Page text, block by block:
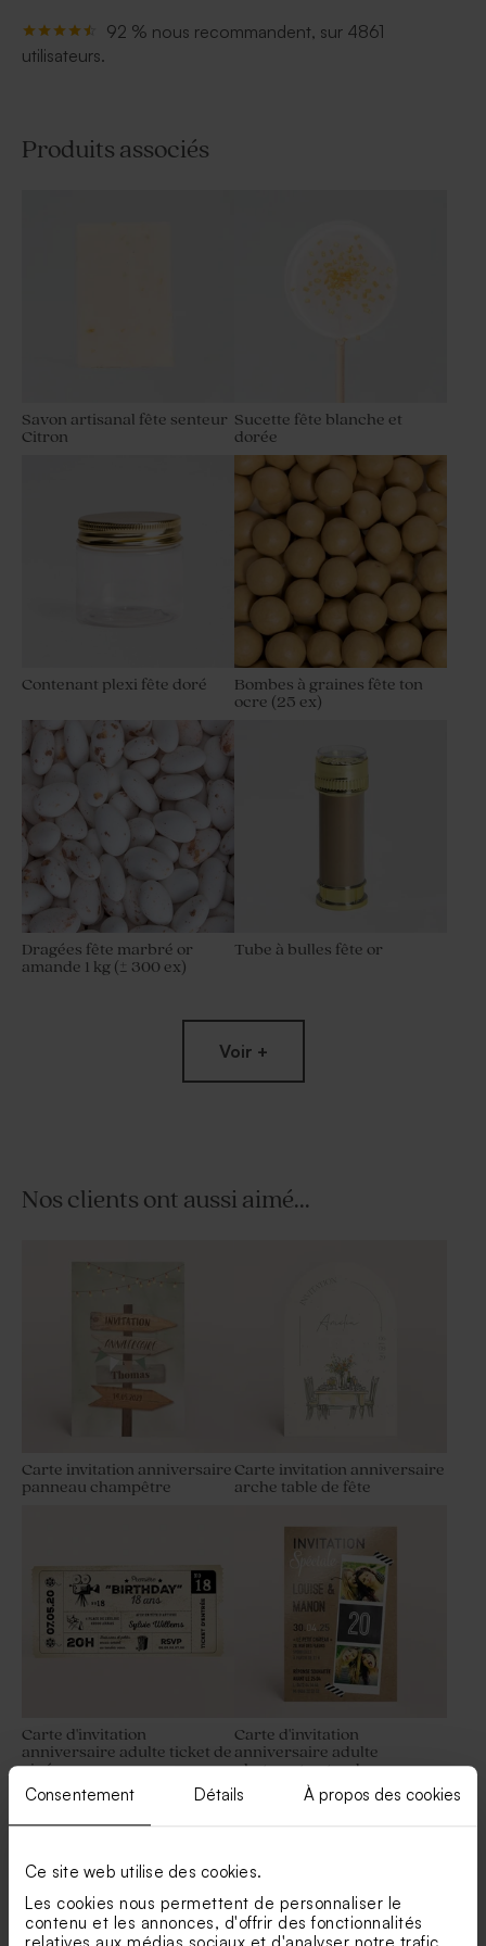
Consentement Détails À propos des cookies
Ce site web utilise des cookies.
Les cookies nous permettent de personnaliser le
contenu et les annonces, d'offrir des fonctionnalités
92 % nous recommandent, sur 4861
utilisateurs.
Produits associés
Savon artisanal fête senteur
Citron
Sucette fête blanche et
dorée
Contenant plexi fête doré
Bombes à graines fête ton
ocre (25 ex)
Dragées fête marbré or
amande 1 kg (± 300 ex)
Tube à bulles fête or
195 gr (± 507 ex)
Autocollant cachet de cire
fête cœur
Voir +
Nos clients ont aussi aimé...
Carte invitation anniversaire
panneau champêtre
Carte invitation anniversaire
arche table de fête
Carte d'invitation
anniversaire adulte ticket de
cinéma
Carte d'invitation
anniversaire adulte
photomaton tendance